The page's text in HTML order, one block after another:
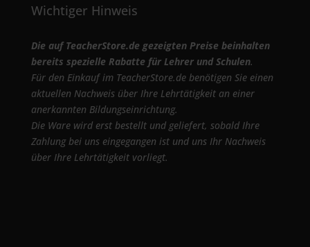
Wichtiger Hinweis
Die auf TeacherStore.de gezeigten Preise beinhalten
bereits spezielle Rabatte für Lehrer und Schulen.
Für den Einkauf im TeacherStore.de benötigen Sie einen
aktuellen Nachweis über Ihre Lehrtätigkeit an einer
anerkannten Bildungseinrichtung.
Die Ware wird erst bestellt und geliefert, sobald Ihre
Zahlung bei uns eingegangen ist und uns Ihr Nachweis
über Ihre Lehrtätigkeit vorliegt.